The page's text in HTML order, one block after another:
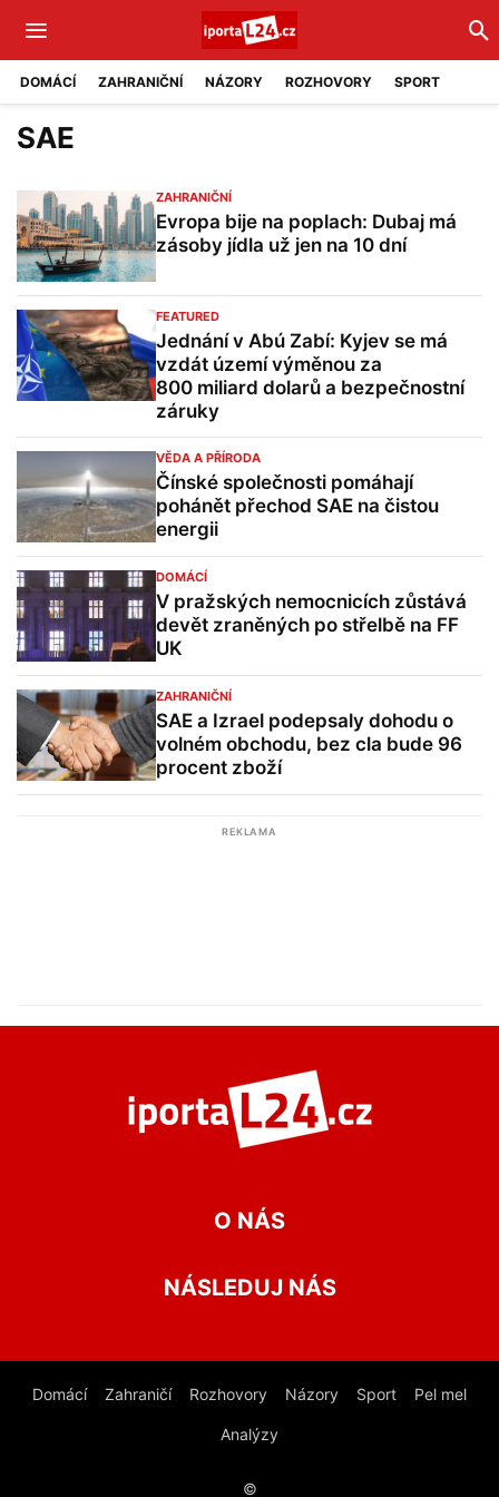
DOMÁCÍ ZAHRANIČNÍ NÁZORY ROZHOVORY SPORT
SAE
ZAHRANIČNÍ
Evropa bije na poplach: Dubaj má
zásoby jídla už jen na 10 dní
FEATURED
Jednání v Abú Zabí: Kyjev se má
vzdát území výměnou za
800 miliard dolarů a bezpečnostní
záruky
VĚDA A PŘÍRODA
Čínské společnosti pomáhají
pohánět přechod SAE na čistou
energii
DOMÁCÍ
V pražských nemocnicích zůstává
devět zraněných po střelbě na FF
UK
ZAHRANIČNÍ
SAE a Izrael podepsaly dohodu o
volném obchodu, bez cla bude 96
procent zboží
REKLAMA
O NÁS
NÁSLEDUJ NÁS
Domácí Zahraničí Rozhovory Názory Sport Pel mel
Analýzy
©